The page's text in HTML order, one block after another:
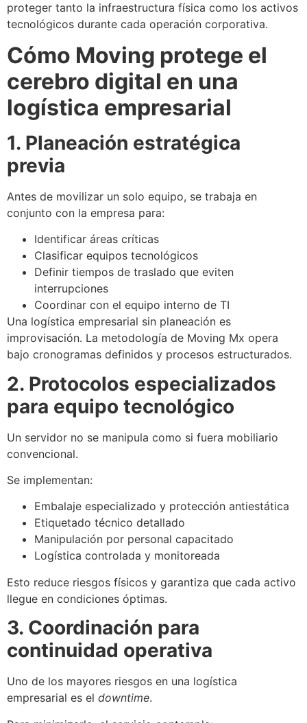
proteger tanto la infraestructura física como los activos
tecnológicos durante cada operación corporativa.
Cómo Moving protege el
cerebro digital en una
logística empresarial
1. Planeación estratégica
previa
Antes de movilizar un solo equipo, se trabaja en
conjunto con la empresa para:
Identificar áreas críticas
Clasificar equipos tecnológicos
Definir tiempos de traslado que eviten
interrupciones
Coordinar con el equipo interno de TI
Una logística empresarial sin planeación es
improvisación. La metodología de Moving Mx opera
bajo cronogramas definidos y procesos estructurados.
2. Protocolos especializados
para equipo tecnológico
Un servidor no se manipula como si fuera mobiliario
convencional.
Se implementan:
Embalaje especializado y protección antiestática
Etiquetado técnico detallado
Manipulación por personal capacitado
Logística controlada y monitoreada
Esto reduce riesgos físicos y garantiza que cada activo
llegue en condiciones óptimas.
3. Coordinación para
continuidad operativa
Uno de los mayores riesgos en una logística
empresarial es el downtime.